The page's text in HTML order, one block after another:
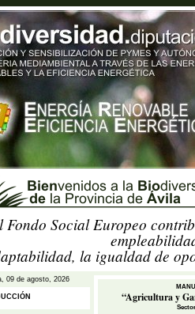
Fondo Social Europeo
la igualdad de
09 de agosto, 2026
“Agricultura y